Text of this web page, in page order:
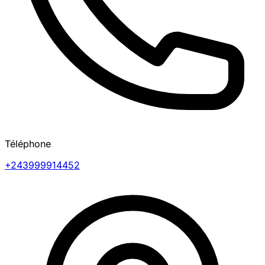
Téléphone
+243999914452